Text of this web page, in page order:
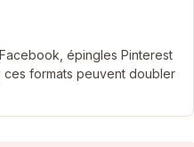
épingles Pinterest
ces formats peuvent doubler